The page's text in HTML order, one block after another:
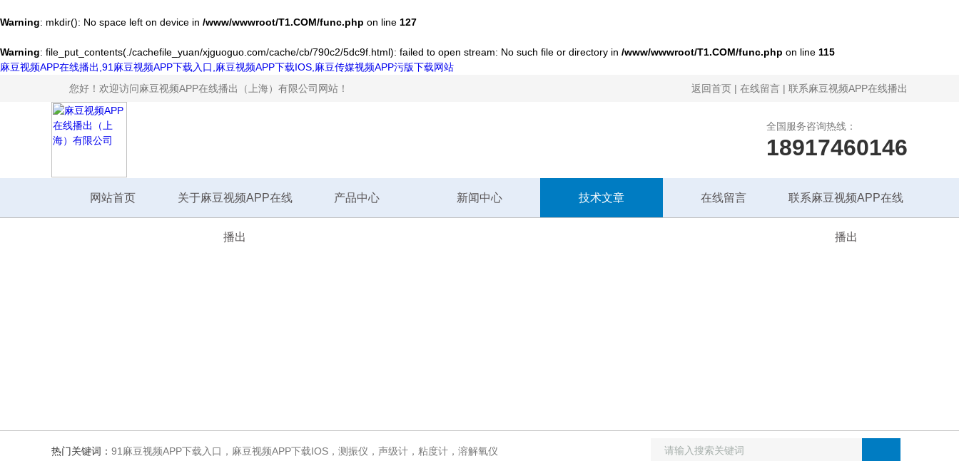
Warning: mkdir(): No space left on device in /www/wwwroot/T1.COM/func.php on line 127
Warning: file_put_contents(./cachefile_yuan/xjguoguo.com/cache/cb/790c2/5dc9f.html): failed to open stream: No such file or directory in /www/wwwroot/T1.COM/func.php on line 115
麻豆视频APP在线播出,91麻豆视频APP下载入口,麻豆视频APP下载IOS,麻豆传媒视频APP污版下载网站
您好！欢迎访问麻豆视频APP在线播出（上海）有限公司网站！
返回首页 | 在线留言 | 联系麻豆视频APP在线播出
全国服务咨询热线：
18917460146
网站首页 关于麻豆视频APP在线
播出
产品中心 新闻中心 技术文章 在线留言 联系麻豆视频APP在线
播出
热门关键词： 91麻豆视频APP下载入口，麻豆视频APP下载IOS，测振仪，声级计，粘度计，溶解氧仪